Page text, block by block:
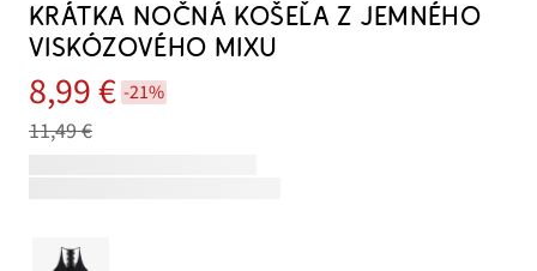
KRÁTKA NOČNÁ KOŠEĽA Z JEMNÉHO
VISKÓZOVÉHO MIXU
8,99 € -21%
11,49 €